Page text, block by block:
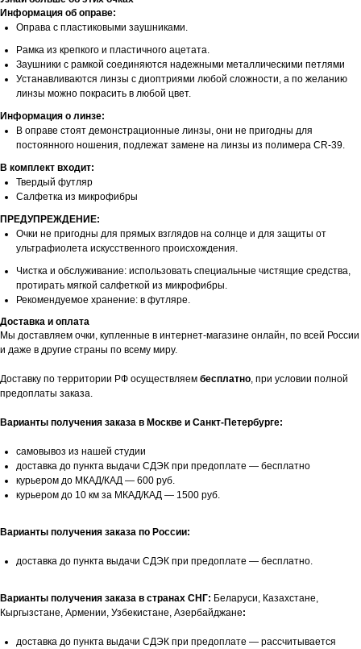
Информация об оправе:
Оправа с пластиковыми заушниками.
Рамка из крепкого и пластичного ацетата.
Заушники с рамкой соединяются надежными металлическими петлями
Устанавливаются линзы с диоптриями любой сложности, а по желанию
линзы можно покрасить в любой цвет.
Информация о линзе:
В оправе стоят демонстрационные линзы, они не пригодны для
постоянного ношения, подлежат замене на линзы из полимера CR-39.
В комплект входит:
Твердый футляр
Салфетка из микрофибры
ПРЕДУПРЕЖДЕНИЕ:
Очки не пригодны для прямых взглядов на солнце и для защиты от
ультрафиолета искусственного происхождения.
Чистка и обслуживание: использовать специальные чистящие средства,
протирать мягкой салфеткой из микрофибры.
Рекомендуемое хранение: в футляре.
Доставка и оплата
Мы доставляем очки, купленные в интернет-магазине онлайн, по всей России
и даже в другие страны по всему миру.
Доставку по территории РФ осуществляем бесплатно, при условии полной
предоплаты заказа.
Варианты получения заказа в Москве и Санкт-Петербурге:
самовывоз из нашей студии
доставка до пункта выдачи СДЭК при предоплате — бесплатно
курьером до МКАД/КАД — 600 руб.
курьером до 10 км за МКАД/КАД — 1500 руб.
Варианты получения заказа по России:
доставка до пункта выдачи СДЭК при предоплате — бесплатно.
Варианты получения заказа в странах СНГ: Беларуси, Казахстане,
Кыргызстане, Армении, Узбекистане, Азербайджане:
доставка до пункта выдачи СДЭК при предоплате — рассчитывается